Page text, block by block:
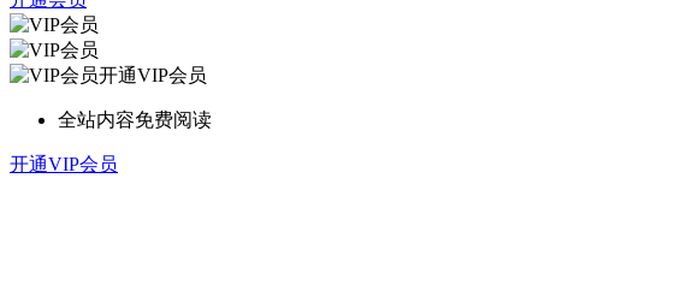
开通VIP会员
全站内容免费阅读
开通VIP会员